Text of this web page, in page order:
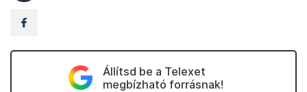
Állítsd be a Telexet
megbízható forrásnak!